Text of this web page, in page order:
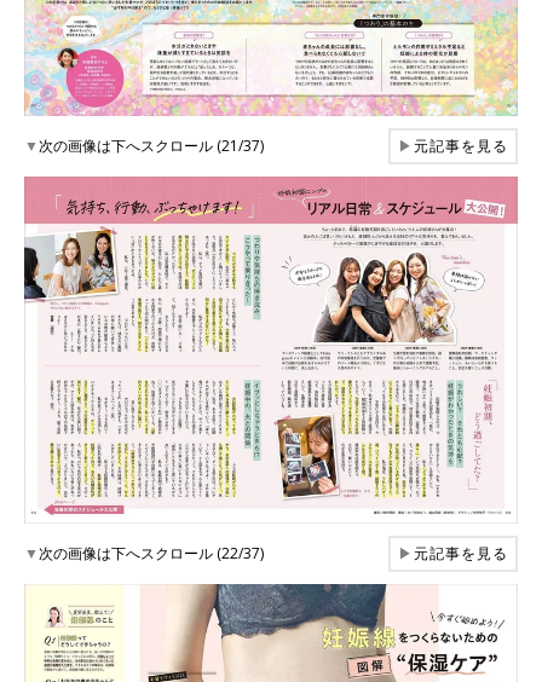
▼次の画像は下へスクロール (21/37) ▶元記事を見る
▼次の画像は下へスクロール (22/37) ▶元記事を見る